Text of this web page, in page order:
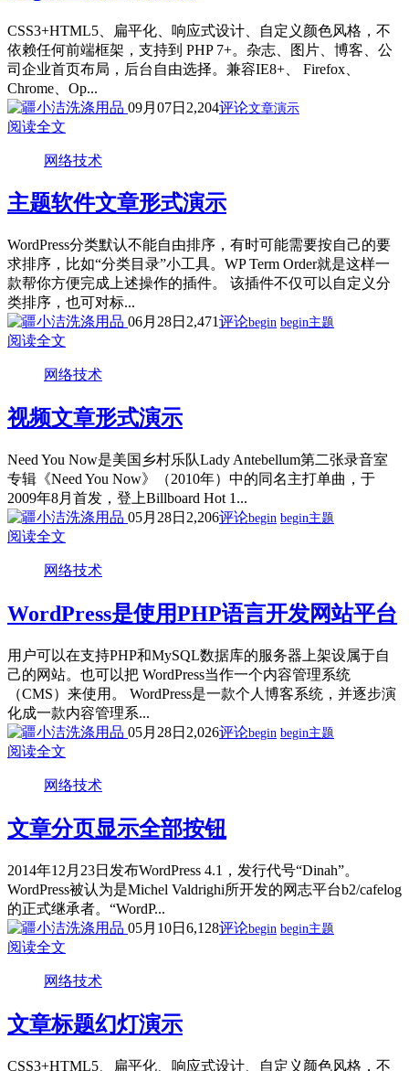
CSS3+HTML5、扁平化、响应式设计、自定义颜色风格，不
依赖任何前端框架，支持到 PHP 7+。杂志、图片、博客、公
司企业首页布局，后台自由选择。兼容IE8+、 Firefox、
Chrome、Op...
09月07日 2,204评论文章演示
阅读全文
网络技术
主题软件文章形式演示
WordPress分类默认不能自由排序，有时可能需要按自己的要
求排序，比如“分类目录”小工具。WP Term Order就是这样一
款帮你方便完成上述操作的插件。 该插件不仅可以自定义分
类排序，也可对标...
06月28日 2,471评论begin begin主题
阅读全文
网络技术
视频文章形式演示
Need You Now是美国乡村乐队Lady Antebellum第二张录音室
专辑《Need You Now》（2010年）中的同名主打单曲，于
2009年8月首发，登上Billboard Hot 1...
05月28日 2,206评论begin begin主题
阅读全文
网络技术
WordPress是使用PHP语言开发网站平台
用户可以在支持PHP和MySQL数据库的服务器上架设属于自
己的网站。也可以把 WordPress当作一个内容管理系统
（CMS）来使用。 WordPress是一款个人博客系统，并逐步演
化成一款内容管理系...
05月28日 2,026评论begin begin主题
阅读全文
网络技术
文章分页显示全部按钮
2014年12月23日发布WordPress 4.1，发行代号“Dinah”。
WordPress被认为是Michel Valdrighi所开发的网志平台b2/cafelog
的正式继承者。“WordP...
05月10日 6,128评论begin begin主题
阅读全文
网络技术
文章标题幻灯演示
CSS3+HTML5、扁平化、响应式设计、自定义颜色风格，不